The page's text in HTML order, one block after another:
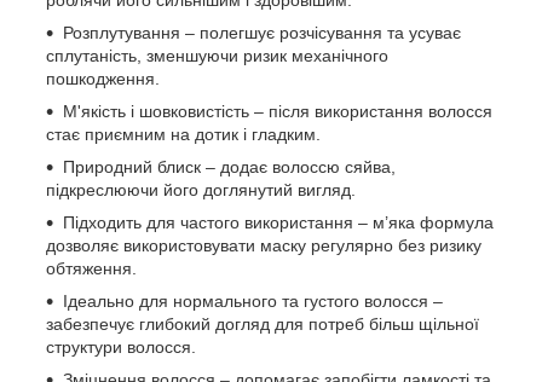
Розплутування – полегшує розчісування та усуває
сплутаність, зменшуючи ризик механічного
пошкодження.
М'якість і шовковистість – після використання волосся
стає приємним на дотик і гладким.
Природний блиск – додає волоссю сяйва,
підкреслюючи його доглянутий вигляд.
Підходить для частого використання – м’яка формула
дозволяє використовувати маску регулярно без ризику
обтяження.
Ідеально для нормального та густого волосся –
забезпечує глибокий догляд для потреб більш щільної
структури волосся.